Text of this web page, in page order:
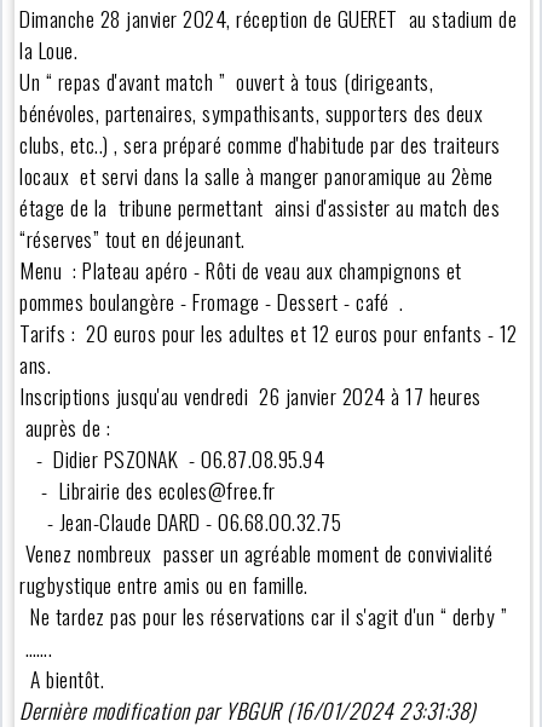
Dimanche 28 janvier 2024, réception de GUERET au stadium de
la Loue.
Un “ repas d'avant match ” ouvert à tous (dirigeants,
bénévoles, partenaires, sympathisants, supporters des deux
clubs, etc..) , sera préparé comme d'habitude par des traiteurs
locaux et servi dans la salle à manger panoramique au 2ème
étage de la tribune permettant ainsi d'assister au match des
“réserves” tout en déjeunant.
Menu : Plateau apéro - Rôti de veau aux champignons et
pommes boulangère - Fromage - Dessert - café .
Tarifs : 20 euros pour les adultes et 12 euros pour enfants - 12
ans.
Inscriptions jusqu'au vendredi 26 janvier 2024 à 17 heures
auprès de :
- Didier PSZONAK - 06.87.08.95.94
- Librairie des ecoles@free.fr
- Jean-Claude DARD - 06.68.00.32.75
Venez nombreux passer un agréable moment de convivialité
rugbystique entre amis ou en famille.
Ne tardez pas pour les réservations car il s'agit d'un “ derby ”
…….
A bientôt.
Dernière modification par YBGUR (16/01/2024 23:31:38)